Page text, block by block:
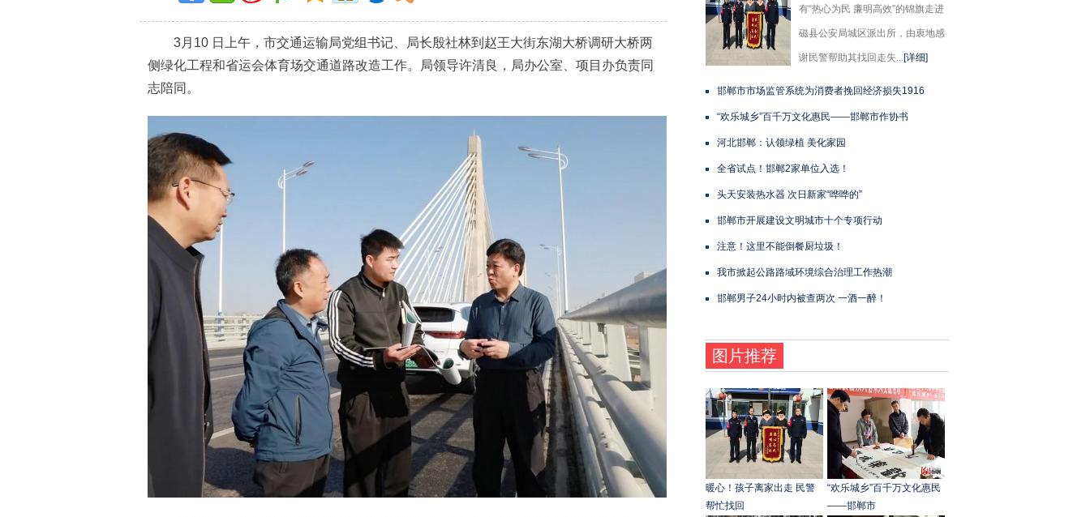
3月10 日上午，市交通运输局党组书记、局长殷社林到赵王大街东湖大桥调研大桥两
侧绿化工程和省运会体育场交通道路改造工作。局领导许清良，局办公室、项目办负责同
志陪同。
有“热心为民 廉明高效”的锦旗走进
磁县公安局城区派出所，由衷地感
谢民警帮助其找回走失...[详细]
邯郸市市场监管系统为消费者挽回经济损失1916
“欢乐城乡”百千万文化惠民——邯郸市作协书
河北邯郸：认领绿植 美化家园
全省试点！邯郸2家单位入选！
头天安装热水器 次日新家“哗哗的”
邯郸市开展建设文明城市十个专项行动
注意！这里不能倒餐厨垃圾！
我市掀起公路路域环境综合治理工作热潮
邯郸男子24小时内被查两次 一酒一醉！
图片推荐
暖心！孩子离家出走 民警
帮忙找回
“欢乐城乡”百千万文化惠民
——邯郸市